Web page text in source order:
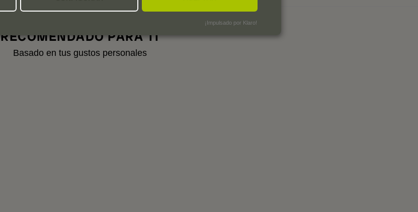
RECOMENDADO PARA TI
Basado en tus gustos personales
¡Impulsado por Klaro!